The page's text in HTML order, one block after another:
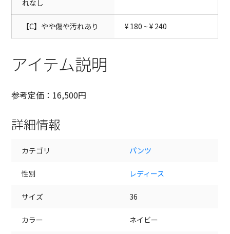
れなし
【C】やや傷や汚れあり ¥ 180 ~ ¥ 240
アイテム説明
参考定価：16,500円
詳細情報
カテゴリ パンツ
性別 レディース
サイズ 36
カラー ネイビー